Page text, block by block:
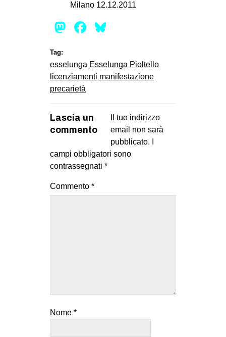
Milano 12.12.2011
Mastodon
Facebook
Tag:
esselunga Esselunga Pioltello
licenziamenti manifestazione
precarietà
Lascia un
commento
Il tuo indirizzo
email non sarà
pubblicato.
campi obbligatori sono
contrassegnati *
Commento *
Nome *